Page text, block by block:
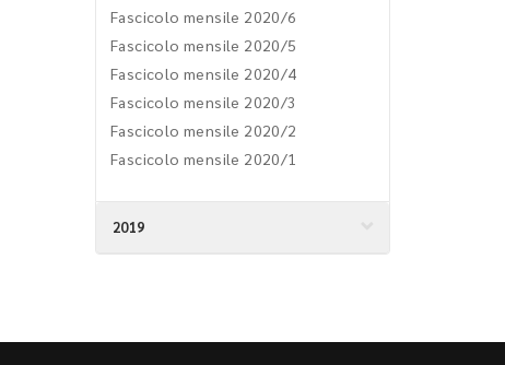
Fascicolo mensile 2020/6
Fascicolo mensile 2020/5
Fascicolo mensile 2020/4
Fascicolo mensile 2020/3
Fascicolo mensile 2020/2
Fascicolo mensile 2020/1
2019